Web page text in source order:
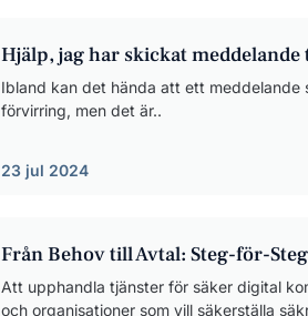
Hjälp, jag har skickat
Ibland kan det hända att ett
förvirring, men det är..
23 jul 2024
Från Behov till Avtal: Steg-för-
Att upphandla tjänster för säker digital
och organisationer som vill säkerställa